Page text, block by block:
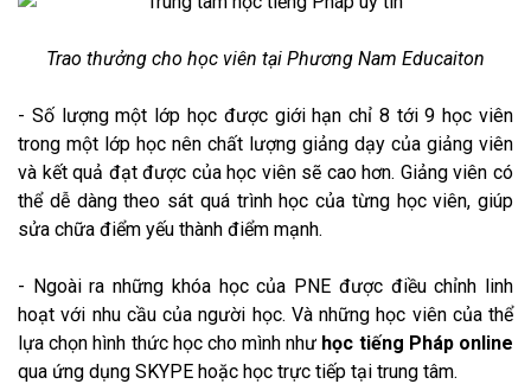
Trao thưởng cho học viên tại Phương Nam Educaiton
- Số lượng một lớp học được giới hạn chỉ 8 tới 9 học viên
trong một lớp học nên chất lượng giảng dạy của giảng viên
và kết quả đạt được của học viên sẽ cao hơn. Giảng viên có
thể dễ dàng theo sát quá trình học của từng học viên, giúp
sửa chữa điểm yếu thành điểm mạnh.
- Ngoài ra những khóa học của PNE được điều chỉnh linh
hoạt với nhu cầu của người học. Và những học viên của thể
lựa chọn hình thức học cho mình như học tiếng Pháp online
qua ứng dụng SKYPE hoặc học trực tiếp tại trung tâm.